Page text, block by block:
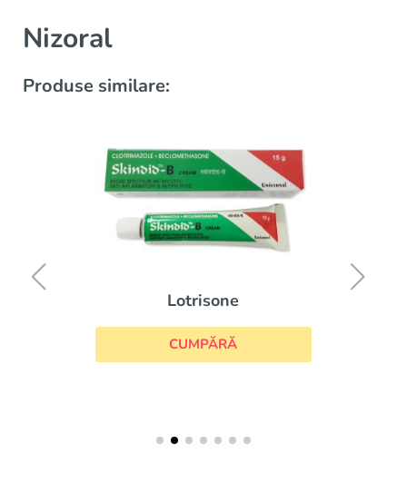
Nizoral
Produse similare:
Lotrisone
CUMPĂRĂ